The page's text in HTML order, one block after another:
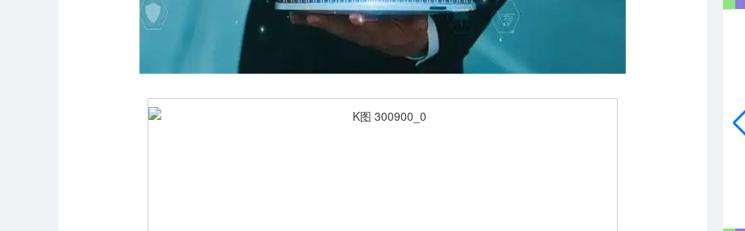
14311.01 1.42% 沪深300